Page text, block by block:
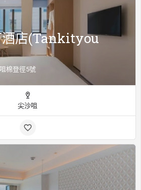
酒店(Tankityou
棉登徑5號
尖沙咀